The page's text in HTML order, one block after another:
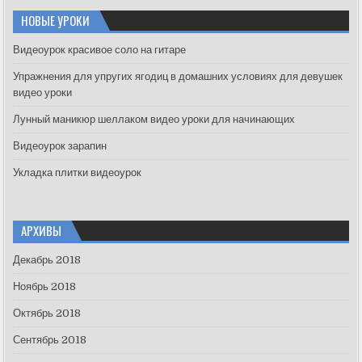
h
f
r
:
НОВЫЕ УРОКИ
Видеоурок красивое соло на гитаре
Упражнения для упругих ягодиц в домашних условиях для девушек
видео уроки
Лунный маникюр шеллаком видео уроки для начинающих
Видеоурок зарапин
Укладка плитки видеоурок
АРХИВЫ
Декабрь 2018
Ноябрь 2018
Октябрь 2018
Сентябрь 2018